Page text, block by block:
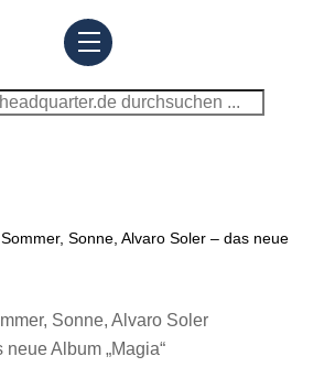
Menu
Sommer, Sonne, Alvaro Soler – das neue